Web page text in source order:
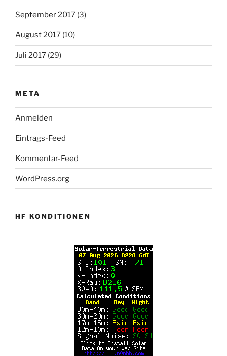
September 2017 (3)
August 2017 (10)
Juli 2017 (29)
META
Anmelden
Eintrags-Feed
Kommentar-Feed
WordPress.org
HF KONDITIONEN